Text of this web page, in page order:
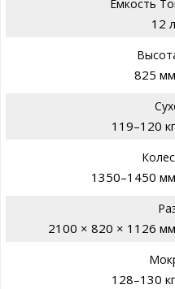
Емкость
12 л
825 мм
119–120 кг
1350–1450 мм
2100 × 820 × 1126 мм
128–130 кг